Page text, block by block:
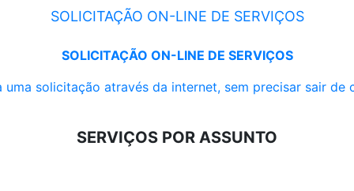
SOLICITAÇÃO ON-LINE DE SERVIÇOS
SOLICITAÇÃO ON-LINE DE SERVIÇOS
uma solicitação através da internet, sem precisar sair de
SERVIÇOS POR ASSUNTO